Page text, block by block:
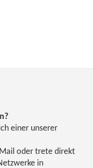
einer unserer
oder trete direkt
in